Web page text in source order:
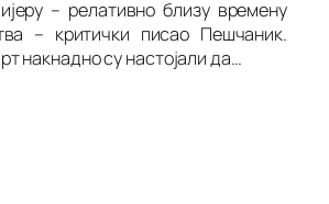
– релативно близу времену
– критички писао Пешчаник.
накнадно су настојали да…